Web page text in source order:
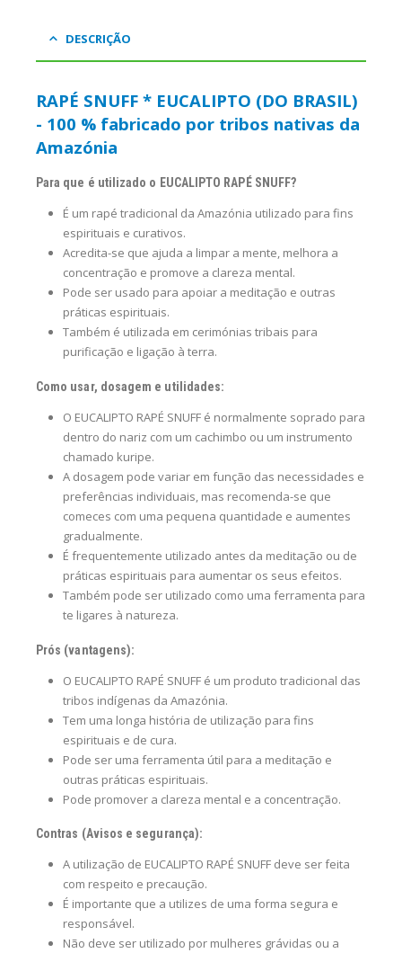
DESCRIÇÃO
RAPÉ SNUFF * EUCALIPTO (DO BRASIL)
- 100 % fabricado por tribos nativas da
Amazónia
Para que é utilizado o EUCALIPTO RAPÉ SNUFF?
É um rapé tradicional da Amazónia utilizado para fins
espirituais e curativos.
Acredita-se que ajuda a limpar a mente, melhora a
concentração e promove a clareza mental.
Pode ser usado para apoiar a meditação e outras
práticas espirituais.
Também é utilizada em cerimónias tribais para
purificação e ligação à terra.
Como usar, dosagem e utilidades:
O EUCALIPTO RAPÉ SNUFF é normalmente soprado para
dentro do nariz com um cachimbo ou um instrumento
chamado kuripe.
A dosagem pode variar em função das necessidades e
preferências individuais, mas recomenda-se que
comeces com uma pequena quantidade e aumentes
gradualmente.
É frequentemente utilizado antes da meditação ou de
práticas espirituais para aumentar os seus efeitos.
Também pode ser utilizado como uma ferramenta para
te ligares à natureza.
Prós (vantagens):
O EUCALIPTO RAPÉ SNUFF é um produto tradicional das
tribos indígenas da Amazónia.
Tem uma longa história de utilização para fins
espirituais e de cura.
Pode ser uma ferramenta útil para a meditação e
outras práticas espirituais.
Pode promover a clareza mental e a concentração.
Contras (Avisos e segurança):
A utilização de EUCALIPTO RAPÉ SNUFF deve ser feita
com respeito e precaução.
É importante que a utilizes de uma forma segura e
responsável.
Não deve ser utilizado por mulheres grávidas ou a